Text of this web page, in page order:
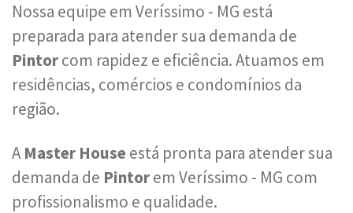
Nossa equipe em Veríssimo - MG está
preparada para atender sua demanda de
Pintorcom rapidez e eficiência. Atuamos em
residências, comércios e condomínios da
região.
AMaster House está pronta para atender sua
demanda de Pintorem Veríssimo - MG com
profissionalismo e qualidade.